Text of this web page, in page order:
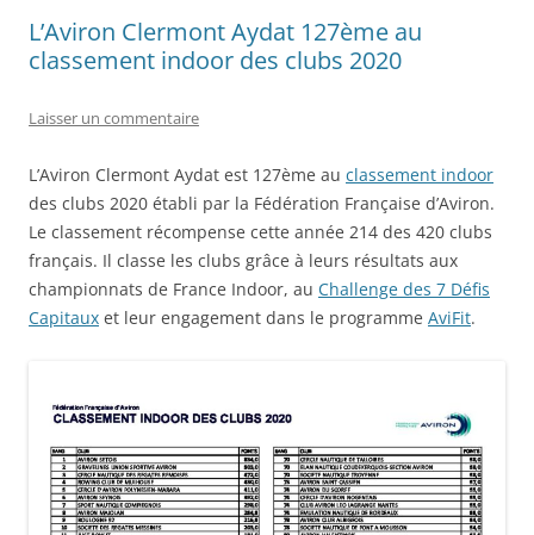
L’Aviron Clermont Aydat 127ème au
classement indoor des clubs 2020
Laisser un commentaire
L’Aviron Clermont Aydat est 127ème au classement indoor
des clubs 2020 établi par la Fédération Française d’Aviron.
Le classement récompense cette année 214 des 420 clubs
français. Il classe les clubs grâce à leurs résultats aux
championnats de France Indoor, au Challenge des 7 Défis
Capitaux et leur engagement dans le programme AviFit.